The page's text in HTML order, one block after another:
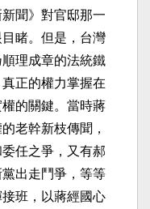
聞》對官邸那一
睹。但是，台灣
理成章的法統鐵
正的權力掌握在
的關鍵。當時蔣
老幹新枝傳聞，
任之爭，又有郝
出走鬥爭，等等
班，以蔣經國心